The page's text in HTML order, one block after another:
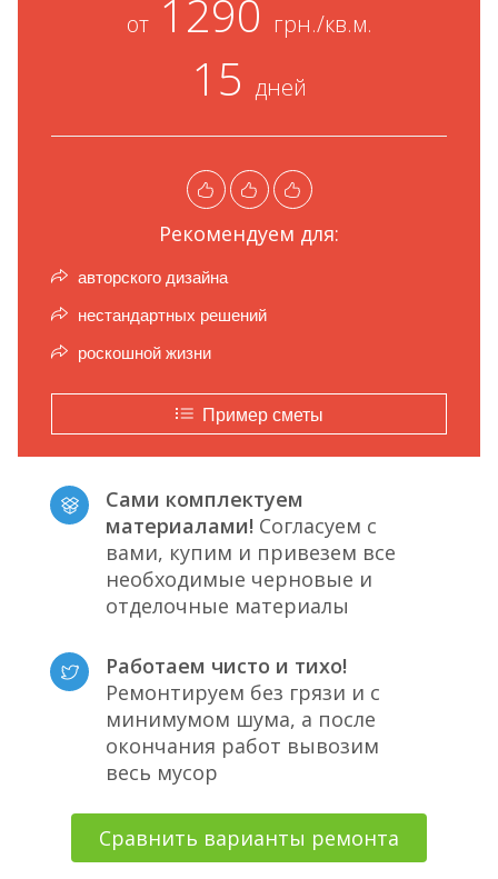
от1290 грн./кв.м.
15 дней
Рекомендуем для:
авторского дизайна
нестандартных решений
роскошной жизни
Пример сметы
Сами комплектуем
материалами! Согласуем с
вами, купим и привезем все
необходимые черновые и
отделочные материалы
Работаем чисто и тихо!
Ремонтируем без грязи и с
минимумом шума, а после
окончания работ вывозим
весь мусор
Сравнить варианты ремонта